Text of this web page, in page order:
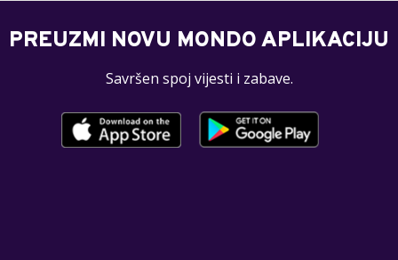
PREUZMI NOVU MONDO APLIKACIJU
Savršen spoj vijesti i zabave.